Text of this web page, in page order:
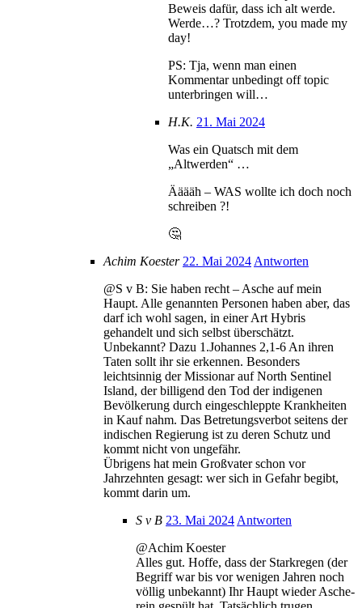
Beweis dafür, dass ich alt werde.
Werde…? Trotzdem, you made my
day!
PS: Tja, wenn man einen
Kommentar unbedingt off topic
unterbringen will…
H.K. 21. Mai 2024
Was ein Quatsch mit dem
„Altwerden“ …
Ääääh – WAS wollte ich doch noch
schreiben ?!
🤔
Achim Koester 22. Mai 2024 Antworten
@S v B: Sie haben recht – Asche auf mein
Haupt. Alle genannten Personen haben aber, das
darf ich wohl sagen, in einer Art Hybris
gehandelt und sich selbst überschätzt.
Unbekannt? Dazu 1.Johannes 2,1-6 An ihren
Taten sollt ihr sie erkennen. Besonders
leichtsinnig der Missionar auf North Sentinel
Island, der billigend den Tod der indigenen
Bevölkerung durch eingeschleppte Krankheiten
in Kauf nahm. Das Betretungsverbot seitens der
indischen Regierung ist zu deren Schutz und
kommt nicht von ungefähr.
Übrigens hat mein Großvater schon vor
Jahrzehnten gesagt: wer sich in Gefahr begibt,
kommt darin um.
S v B 23. Mai 2024 Antworten
@Achim Koester
Alles gut. Hoffe, dass der Starkregen (der
Begriff war bis vor wenigen Jahren noch
völlig unbekannt) Ihr Haupt wieder Asche-